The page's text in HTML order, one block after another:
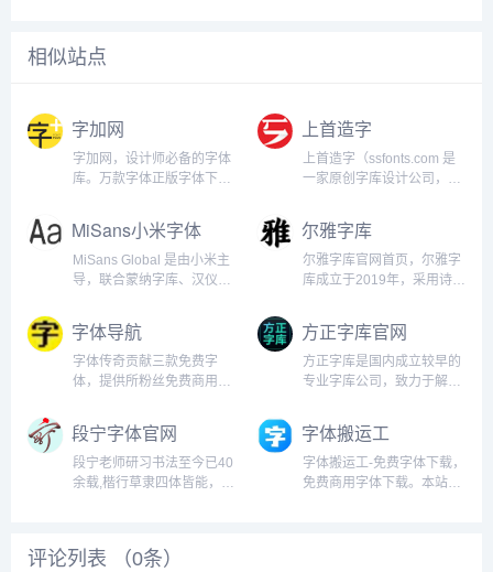
相似站点
字加网
字加网，设计师必备的字体
库。万款字体正版字体下
体，卡通字体，毛笔字体，
可爱字体等各种好看字体。
设计师提升效率的选择。字
加...
上首造字
上首造字（ssfonts.com 是
一家原创字库设计公司，可
费下载，个性化字体定制，
字体打包下载，秉持
&ldquo;上首，为品牌造字
&rdquo;的理念，让更多...
MiSans小米字体
MiSans Global 是由小米主
导，联合蒙纳字库、汉仪字
定制项目。这是一个庞大的
字体家族，涵盖 20 多种书
写系统，支持 600 多种语
言，字符数量超过 10 万
尔雅字库
尔雅字库官网首页，尔雅字
库成立于2019年，采用诗经
高端字体设计，其中尔雅新
大黑、尔雅航天系列字体广
受好评，是原创正版商业字
库尔雅字库介绍尔雅字库成
字体导航
字体传奇贡献三款免费字
体，提供所粉丝免费商用
传奇南安体》《字体传奇雪
家黑》商标使用/嵌入式需授
权，其他不限。字体传奇网
（ziticq.com），是以字
方正字库官网
方正字库是国内成立较早的
专业字库公司，致力于解决
目前已推出了数千款字体，
包括PS字体，广告字体，卡
通字体，毛笔字体，可爱字
体等各种好看字体。本站提
段宁字体官网
段宁老师研习书法至今已40
余载,楷行草隶四体皆能，段
已被广大用户千万次的海量
字体搬运工
字体搬运工-免费字体下载，
免费商用字体下载。本站是
评论列表 （0条）